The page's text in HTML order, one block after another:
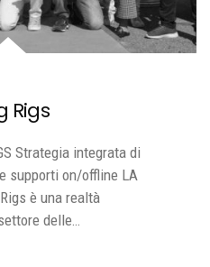
Rigs
Strategia integrata di
supporti on/offline LA
è una realtà
delle…